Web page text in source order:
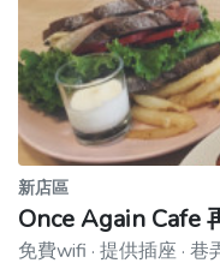
新店區
Once Again Cafe
免費wifi · 提供插座 · 巷